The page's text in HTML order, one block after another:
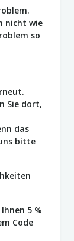
nicht wie
so
Sie dort,
das
bitte
5 %
Code